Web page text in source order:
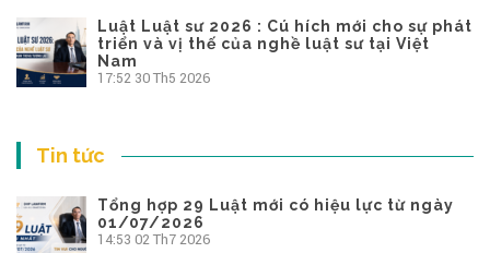
Luật Luật sư 2026 : Cú hích mới cho sự phát
triển và vị thế của nghề luật sư tại Việt
Nam
17:52 30 Th5 2026
Tin tức
Tổng hợp 29 Luật mới có hiệu lực từ ngày
01/07/2026
14:53 02 Th7 2026